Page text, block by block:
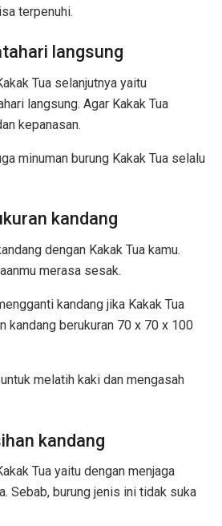
terpenuhi.
langsung
Tua selanjutnya yaitu
langsung. Agar Kakak Tua
kepanasan.
minuman burung Kakak Tua selalu
kandang
dengan Kakak Tua kamu.
merasa sesak.
kandang jika Kakak Tua
kandang berukuran 70 x 70 x 100
melatih kaki dan mengasah
kandang
Tua yaitu dengan menjaga
Sebab, burung jenis ini tidak suka